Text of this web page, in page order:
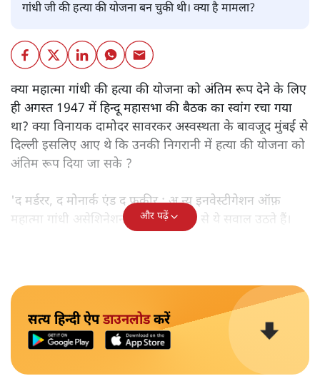
गांधी जी की हत्या की योजना बन चुकी थी। क्या है मामला?
क्या महात्मा गांधी की हत्या की योजना को अंतिम रूप देने के लिए
ही अगस्त 1947 में हिन्दू महासभा की बैठक का स्वांग रचा गया
था? क्या विनायक दामोदर सावरकर अस्वस्थता के बावजूद मुंबई से
दिल्ली इसलिए आए थे कि उनकी निगरानी में हत्या की योजना को
अंतिम रूप दिया जा सके ?
'द मर्डरर, द मोनार्क एंड द फ़कीर : अ न्यू इनवेस्टीगेशन ऑफ़
महात्मा गांधी असेशिनेशन' नामक किताब से ये सवाल उठते हैं।
और पढ़ें
सत्य हिन्दी ऐपडाउनलोडकरें